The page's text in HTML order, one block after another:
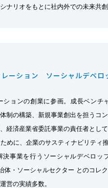
ナリオをもとに社内外での未来共創
レーション ソーシャルデベロ
ションの創業に参画。成長ベンチ
制の構築、新規事業創出を担うコ
経済産業省委託事業の責任者とし
めに、企業のサスティナビリティ
決事業を行うソーシャルデベロッ
体・ソーシャルセクター とのコレ
営の実績多数。